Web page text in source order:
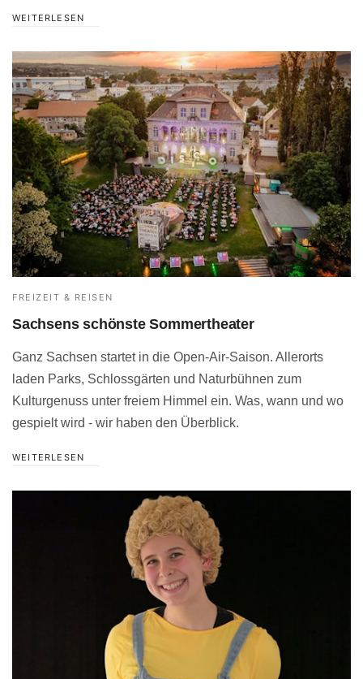
WEITERLESEN
FREIZEIT & REISEN
Sachsens schönste Sommertheater
Ganz Sachsen startet in die Open-Air-Saison. Allerorts
laden Parks, Schlossgärten und Naturbühnen zum
Kulturgenuss unter freiem Himmel ein. Was, wann und wo
gespielt wird - wir haben den Überblick.
WEITERLESEN